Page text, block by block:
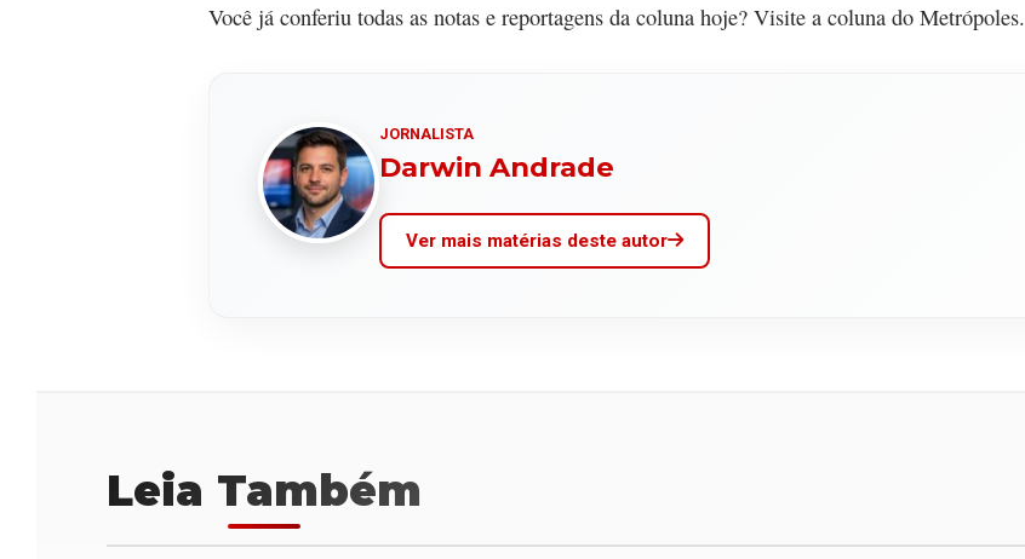
Você já conferiu todas as notas e reportagens da coluna hoje? Visite a coluna do Metrópoles.
JORNALISTA
Darwin Andrade
Ver mais matérias deste autor
Leia Também